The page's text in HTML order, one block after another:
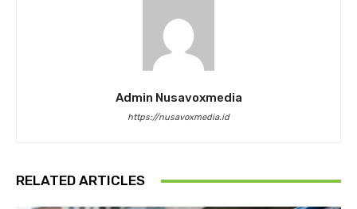
Admin Nusavoxmedia
https://nusavoxmedia.id
RELATED ARTICLES